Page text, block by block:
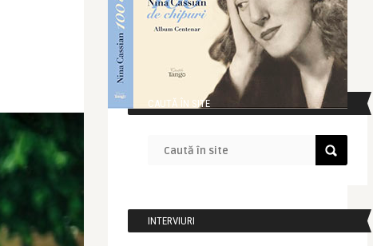
CAUTĂ ÎN SITE
INTERVIURI